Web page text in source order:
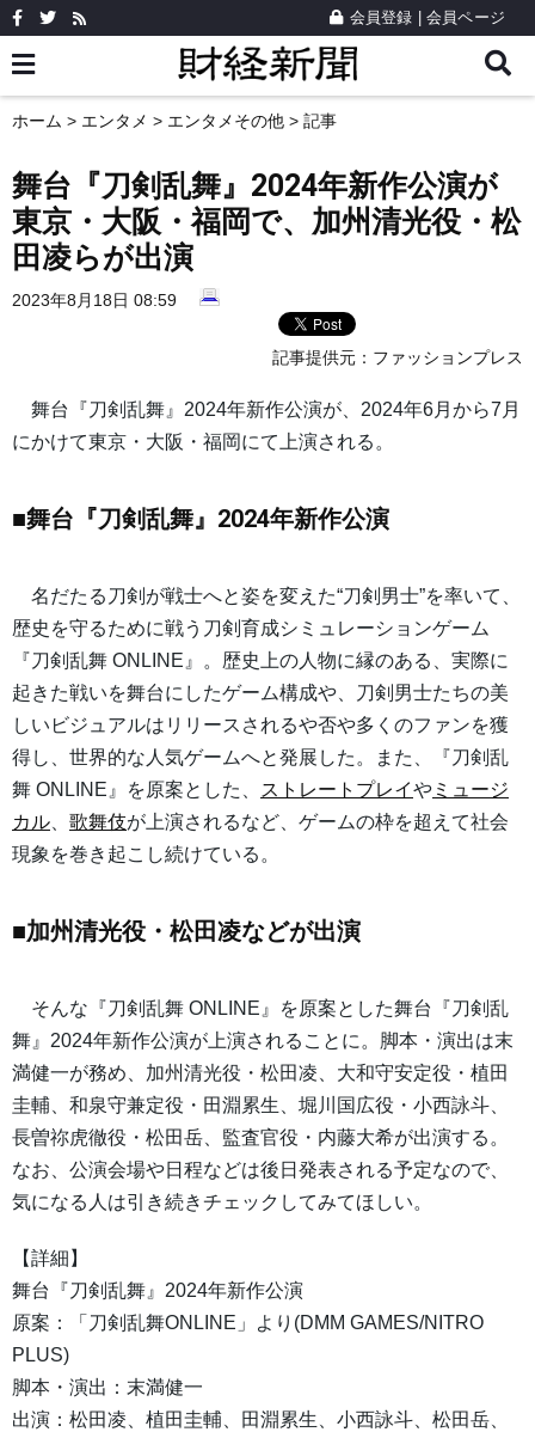
会員登録 会員ページ
ホーム > エンタメ > エンタメその他 > 記事
舞台『刀剣乱舞』2024年新作公演が
東京・大阪・福岡で、加州清光役・松
田凌らが出演
2023年8月18日 08:59
記事提供元： ファッションプレス
舞台『刀剣乱舞』2024年新作公演が、2024年6月から7月
にかけて東京・大阪・福岡にて上演される。
■舞台『刀剣乱舞』2024年新作公演
名だたる刀剣が戦士へと姿を変えた“刀剣男士”を率いて、
歴史を守るために戦う刀剣育成シミュレーションゲーム
『刀剣乱舞 ONLINE』。歴史上の人物に縁のある、実際に
起きた戦いを舞台にしたゲーム構成や、刀剣男士たちの美
しいビジュアルはリリースされるや否や多くのファンを獲
得し、世界的な人気ゲームへと発展した。また、『刀剣乱
舞 ONLINE』を原案とした、
ストレートプレイや ミュージ
カル
歌舞伎が上演されるなど、ゲームの枠を超えて社会
現象を巻き起こし続けている。
■加州清光役・松田凌などが出演
そんな『刀剣乱舞 ONLINE』を原案とした舞台『刀剣乱
舞』2024年新作公演が上演されることに。脚本・演出は末
満健一が務め、加州清光役・松田凌、大和守安定役・植田
圭輔、和泉守兼定役・田淵累生、堀川国広役・小西詠斗、
長曽祢虎徹役・松田岳、監査官役・内藤大希が出演する。
なお、公演会場や日程などは後日発表される予定なので、
気になる人は引き続きチェックしてみてほしい。
【詳細】
舞台『刀剣乱舞』2024年新作公演
原案：「刀剣乱舞ONLINE」より(DMM GAMES/NITRO
PLUS)
脚本・演出：末満健一
出演：松田凌、植田圭輔、田淵累生、小西詠斗、松田岳、